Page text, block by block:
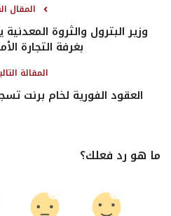
المقال
وزير البترول والثروة
بغرفة التجارة
المقالة
العقود الفورية لخام برنت تسجل
ما هو رد فعلك؟